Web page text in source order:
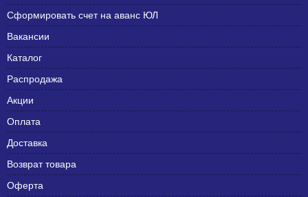
Сформировать счет на аванс ЮЛ
Вакансии
Каталог
Распродажа
Акции
Оплата
Доставка
Возврат товара
Оферта